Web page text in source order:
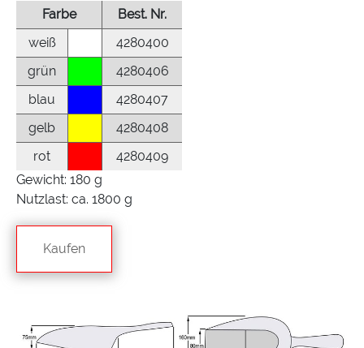
Farbe
Best. Nr.
weiß
4280400
grün
4280406
blau
4280407
gelb
4280408
rot
4280409
Gewicht: 180 g
Nutzlast: ca. 1800 g
Kaufen